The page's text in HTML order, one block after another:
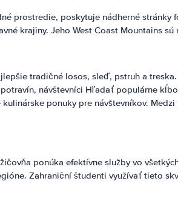
prostredie, poskytuje nádherné
krajiny. Jeho West Coast Mountains sú
tradičné losos, sleď, pstruh a
návštevníci Hľadať populárne
ponuky pre návštevníkov.
ponúka efektívne služby vo
Zahraniční študenti využívať tieto